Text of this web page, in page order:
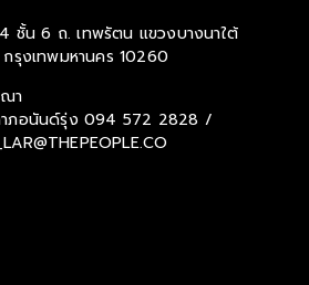
ชั้น 6 ถ. เทพรัตน แขวงบางนาใต้
กรุงเทพมหานคร 10260
า
ภอนันด์รุ่ง 094 572 2828 /